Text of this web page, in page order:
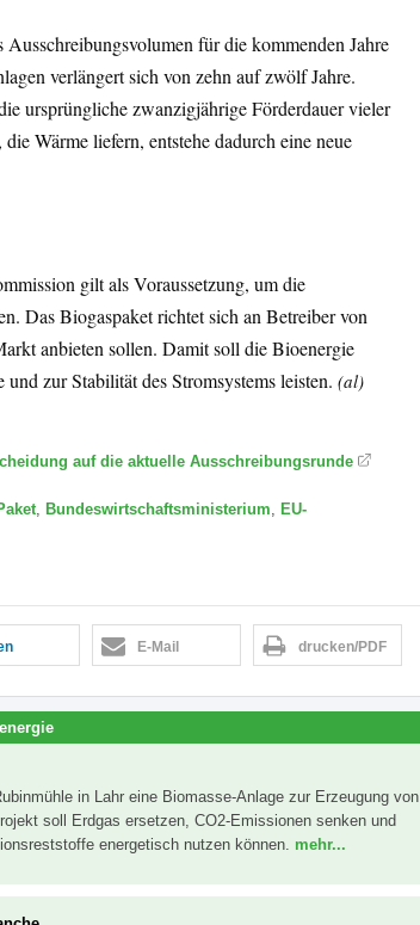
für die kommenden Jahre
verlängert sich von zehn auf zwölf Jahre.
ursprüngliche zwanzigjährige Förderdauer vieler
Wärme liefern, entstehe dadurch eine neue
gilt als Voraussetzung, um die
Das Biogaspaket richtet sich an Betreiber von
anbieten sollen. Damit soll die Bioenergie
zur Stabilität des Stromsystems leisten. (al)
auf die aktuelle Ausschreibungsrunde
, Bundeswirtschaftsministerium, EU-
E-Mail drucken/PDF
in Lahr eine Biomasse-Anlage zur Erzeugung von
soll Erdgas ersetzen, CO2-Emissionen senken und
energetisch nutzen können. mehr...